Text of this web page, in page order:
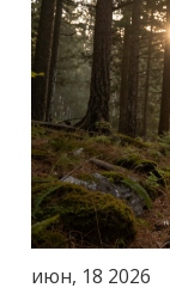
июн, 18 2026